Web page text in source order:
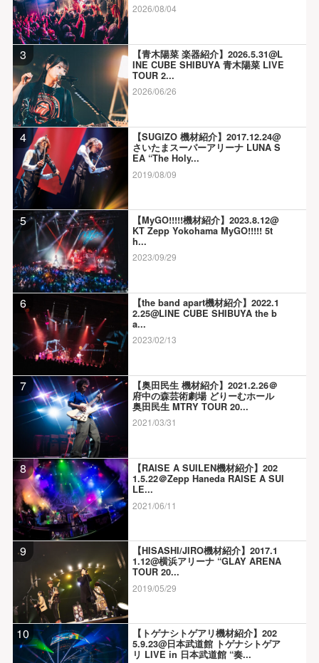
2026/08/04
3
【青木陽菜 楽器紹介】2026.5.31@L
INE CUBE SHIBUYA 青木陽菜 LIVE
TOUR 2...
2026/06/26
4
【SUGIZO 機材紹介】2017.12.24@
さいたまスーパーアリーナ LUNA S
EA “The Holy...
2019/08/09
5
【MyGO!!!!!機材紹介】2023.8.12@
KT Zepp Yokohama MyGO!!!!! 5t
h...
2023/09/29
6
【the band apart機材紹介】2022.1
2.25@LINE CUBE SHIBUYA the b
a...
2023/02/13
7
【奥田民生 機材紹介】2021.2.26＠
府中の森芸術劇場 どりーむホール
奥田民生 MTRY TOUR 20...
2021/03/31
8
【RAISE A SUILEN機材紹介】202
1.5.22＠Zepp Haneda RAISE A SUI
LE...
2021/06/11
9
【HISASHI/JIRO機材紹介】2017.1
1.12@横浜アリーナ “GLAY ARENA
TOUR 20...
2019/05/29
10
【トゲナシトゲアリ機材紹介】202
5.9.23@日本武道館 トゲナシトゲア
リ LIVE in 日本武道館 “奏...